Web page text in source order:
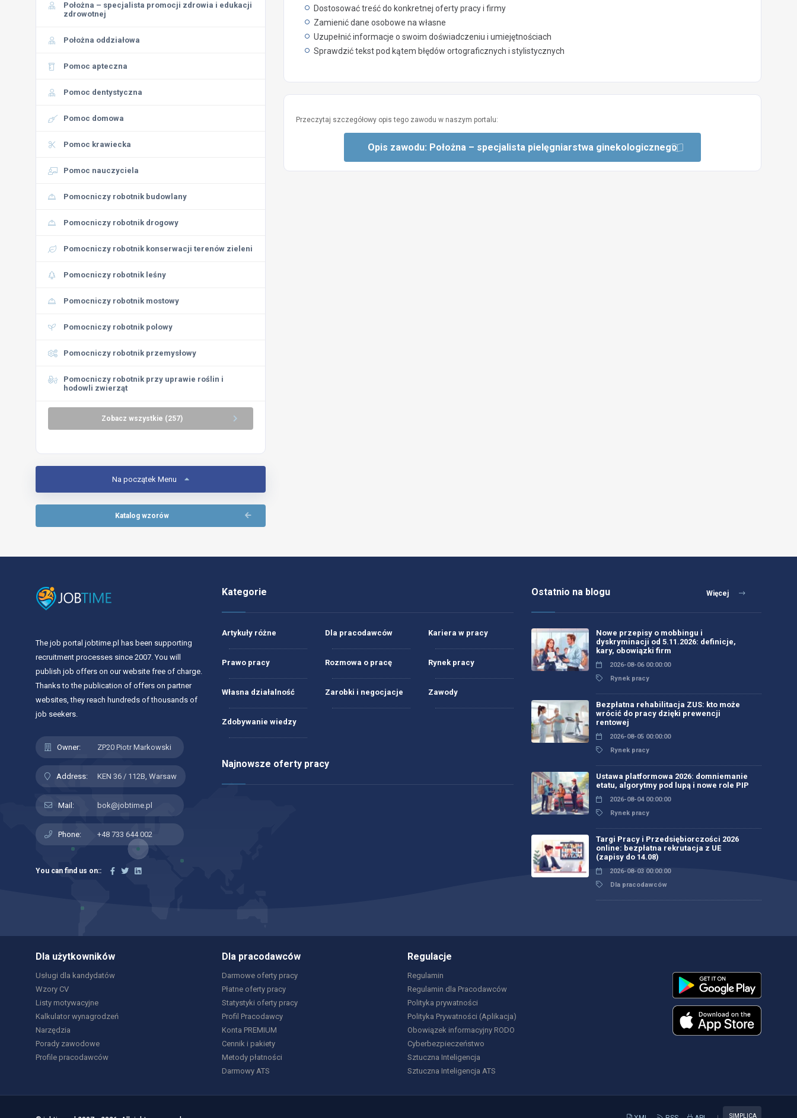
Położna – specjalista promocji zdrowia i edukacji
zdrowotnej
Położna oddziałowa
Pomoc apteczna
Pomoc dentystyczna
Pomoc domowa
Pomoc krawiecka
Pomoc nauczyciela
Pomocniczy robotnik budowlany
Pomocniczy robotnik drogowy
Pomocniczy robotnik konserwacji terenów zieleni
Pomocniczy robotnik leśny
Pomocniczy robotnik mostowy
Pomocniczy robotnik polowy
Pomocniczy robotnik przemysłowy
Pomocniczy robotnik przy uprawie roślin i
hodowli zwierząt
Zobacz wszystkie (257)
Na początek Menu
Katalog wzorów
Dostosować treść do konkretnej oferty pracy i firmy
Zamienić dane osobowe na własne
Uzupełnić informacje o swoim doświadczeniu i umiejętnościach
Sprawdzić tekst pod kątem błędów ortograficznych i stylistycznych
Przeczytaj szczegółowy opis tego zawodu w naszym portalu:
Opis zawodu: Położna – specjalista pielęgniarstwa ginekologicznego
The job portal jobtime.pl has been supporting
recruitment processes since 2007. You will
publish job offers on our website free of charge.
Thanks to the publication of offers on partner
websites, they reach hundreds of thousands of
job seekers.
Owner: ZP20 Piotr Markowski
Address: KEN 36 / 112B, Warsaw
Mail: bok@jobtime.pl
Phone: +48 733 644 002
You can find us on::
Kategorie
Artykuły różne Dla pracodawców Kariera w pracy
Prawo pracy Rozmowa o pracę Rynek pracy
Własna działalność Zarobki i negocjacje Zawody
Zdobywanie wiedzy
Najnowsze oferty pracy
Ostatnio na blogu Więcej
Nowe przepisy o mobbingu i
dyskryminacji od 5.11.2026: definicje,
kary, obowiązki firm
2026-08-06 00:00:00
Rynek pracy
Bezpłatna rehabilitacja ZUS: kto może
wrócić do pracy dzięki prewencji
rentowej
2026-08-05 00:00:00
Rynek pracy
Ustawa platformowa 2026: domniemanie
etatu, algorytmy pod lupą i nowe role PIP
2026-08-04 00:00:00
Rynek pracy
Targi Pracy i Przedsiębiorczości 2026
online: bezpłatna rekrutacja z UE
(zapisy do 14.08)
2026-08-03 00:00:00
Dla pracodawców
Dla użytkowników
Usługi dla kandydatów
Wzory CV
Listy motywacyjne
Kalkulator wynagrodzeń
Narzędzia
Porady zawodowe
Profile pracodawców
Dla pracodawców
Darmowe oferty pracy
Płatne oferty pracy
Statystyki oferty pracy
Profil Pracodawcy
Konta PREMIUM
Cennik i pakiety
Metody płatności
Darmowy ATS
Regulacje
Regulamin
Regulamin dla Pracodawców
Polityka prywatności
Polityka Prywatności (Aplikacja)
Obowiązek informacyjny RODO
Cyberbezpieczeństwo
Sztuczna Inteligencja
Sztuczna Inteligencja ATS
SIMPLICA